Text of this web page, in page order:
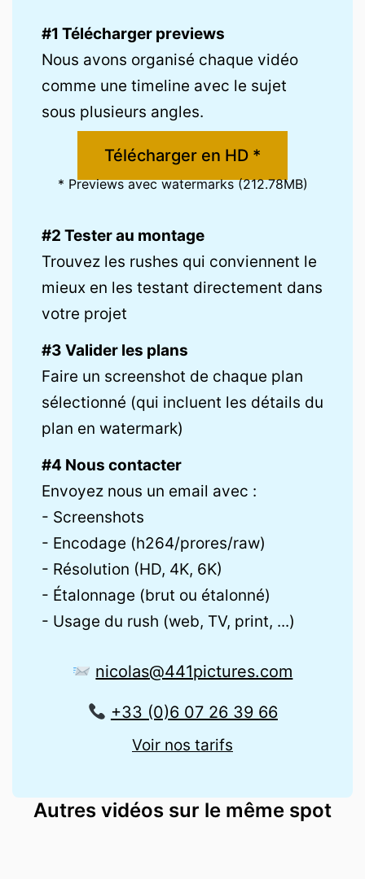
#1 Télécharger previews
Nous avons organisé chaque vidéo
comme une timeline avec le sujet
sous plusieurs angles.
Télécharger en HD *
* Previews avec watermarks (212.78MB)
#2 Tester au montage
Trouvez les rushes qui conviennent le
mieux en les testant directement dans
votre projet
#3 Valider les plans
Faire un screenshot de chaque plan
sélectionné (qui incluent les détails du
plan en watermark)
#4 Nous contacter
Envoyez nous un email avec :
- Screenshots
- Encodage (h264/prores/raw)
- Résolution (HD, 4K, 6K)
- Étalonnage (brut ou étalonné)
- Usage du rush (web, TV, print, ...)
nicolas@441pictures.com
+33 (0)6 07 26 39 66
Voir nos tarifs
Autres vidéos sur le même spot